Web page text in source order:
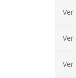
Ver
Ver
Ver